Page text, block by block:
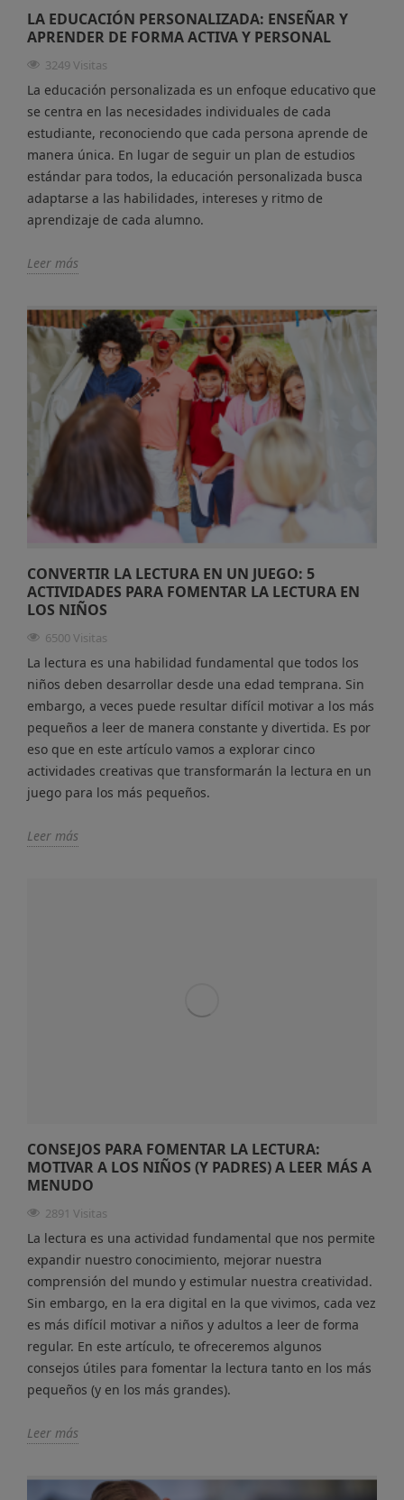
LA EDUCACIÓN PERSONALIZADA: ENSEÑAR Y
APRENDER DE FORMA ACTIVA Y PERSONAL
3249 Visitas
La educación personalizada es un enfoque educativo que
se centra en las necesidades individuales de cada
estudiante, reconociendo que cada persona aprende de
manera única. En lugar de seguir un plan de estudios
estándar para todos, la educación personalizada busca
adaptarse a las habilidades, intereses y ritmo de
aprendizaje de cada alumno.
Leer más
CONVERTIR LA LECTURA EN UN JUEGO: 5
ACTIVIDADES PARA FOMENTAR LA LECTURA EN
LOS NIÑOS
6500 Visitas
La lectura es una habilidad fundamental que todos los
niños deben desarrollar desde una edad temprana. Sin
embargo, a veces puede resultar difícil motivar a los más
pequeños a leer de manera constante y divertida. Es por
eso que en este artículo vamos a explorar cinco
actividades creativas que transformarán la lectura en un
juego para los más pequeños.
Leer más
CONSEJOS PARA FOMENTAR LA LECTURA:
MOTIVAR A LOS NIÑOS (Y PADRES) A LEER MÁS A
MENUDO
2891 Visitas
La lectura es una actividad fundamental que nos permite
expandir nuestro conocimiento, mejorar nuestra
comprensión del mundo y estimular nuestra creatividad.
Sin embargo, en la era digital en la que vivimos, cada vez
es más difícil motivar a niños y adultos a leer de forma
regular. En este artículo, te ofreceremos algunos
consejos útiles para fomentar la lectura tanto en los más
pequeños (y en los más grandes).
Leer más